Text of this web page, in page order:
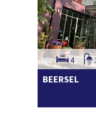
4
BEERSEL